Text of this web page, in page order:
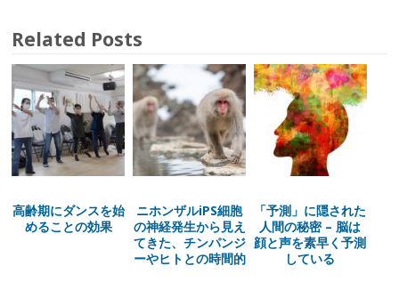
Related Posts
高齢期にダンスを始
めることの効果
ニホンザルiPS細胞
の神経発生から見え
てきた、チンパンジ
ーやヒトとの時間的
「予測」に隠された
人間の秘密 – 脳は
顔と声を素早く予測
している